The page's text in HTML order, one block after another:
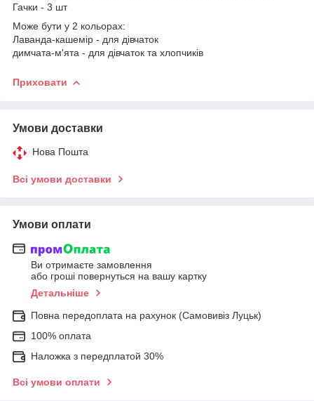
Гачки - 3 шт
Може бути у 2 кольорах:
Лаванда-кашемір - для дівчаток
димчата-м'ята - для дівчаток та хлопчиків
Приховати
Умови доставки
Нова Пошта
Всі умови доставки
Умови оплати
Ви отримаєте замовлення
або гроші повернуться на вашу картку
Детальніше
Повна передоплата на рахунок (Самовивіз Луцьк)
100% оплата
Наложка з передплатой 30%
Всі умови оплати